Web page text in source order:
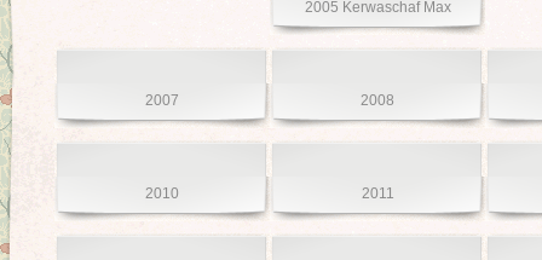
2005 Kerwaschaf Max
2007 2008
2010 2011